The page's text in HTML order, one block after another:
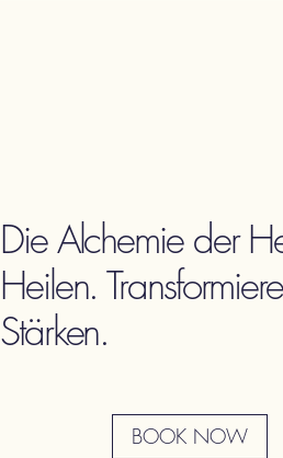
Die Alchemie der
Heilen.
Stärken.
BOOK NOW